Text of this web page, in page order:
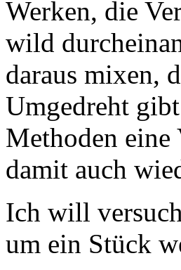
Werken, die
wild
daraus mixen,
Umgedreht
Methoden eine
damit auch
Ich will
um ein Stück